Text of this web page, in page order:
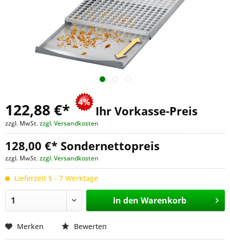
122,88 €* Ihr Vorkasse-Preis
zzgl. MwSt.zzgl. Versandkosten
128,00 €* Sondernettopreis
zzgl. MwSt.zzgl. Versandkosten
Lieferzeit 5 - 7 Werktage
In den Warenkorb
Merken Bewerten